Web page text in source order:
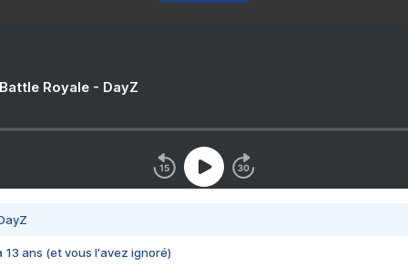
Royale - DayZ
13 ans (et vous l'avez ignoré)